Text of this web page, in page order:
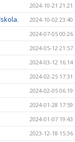
2024-10-21 21:21
2024-10-02 23:40
2024-07-05 00:26
2024-05-12 21:57
2024-03-12 16:14
2024-02-25 17:31
2024-02-05 06:19
2024-01-28 17:59
2024-01-07 19:43
2023-12-18 15:36